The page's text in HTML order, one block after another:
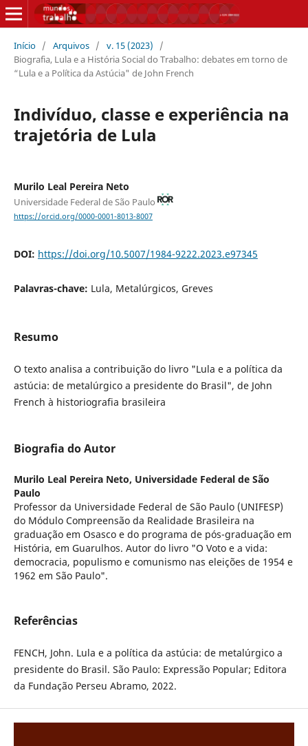
Início / Arquivos / v. 15 (2023)
/
Biografia, Lula e a História Social do Trabalho: debates em torno de
“Lula e a Política da Astúcia" de John French
Indivíduo, classe e experiência na
trajetória de Lula
Murilo Leal Pereira Neto
Universidade Federal de São Paulo
https://orcid.org/0000-0001-8013-8007
DOI: https://doi.org/10.5007/1984-9222.2023.e97345
Palavras-chave: Lula, Metalúrgicos, Greves
Resumo
O texto analisa a contribuição do livro "Lula e a política da
astúcia: de metalúrgico a presidente do Brasil", de John
French à historiografia brasileira
Biografia do Autor
Murilo Leal Pereira Neto, Universidade Federal de São
Paulo
Professor da Universidade Federal de São Paulo (UNIFESP)
do Módulo Compreensão da Realidade Brasileira na
graduação em Osasco e do programa de pós-graduação em
História, em Guarulhos. Autor do livro "O Voto e a vida:
democracia, populismo e comunismo nas eleições de 1954 e
1962 em São Paulo".
Referências
FENCH, John. Lula e a política da astúcia: de metalúrgico a
presidente do Brasil. São Paulo: Expressão Popular; Editora
da Fundação Perseu Abramo, 2022.